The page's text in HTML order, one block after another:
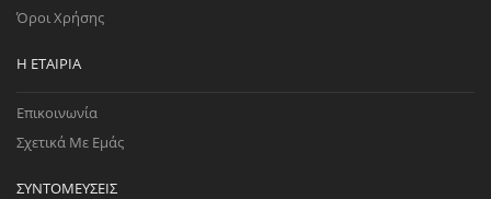
Όροι Χρήσης
Η ΕΤΑΙΡΊΑ
Επικοινωνία
Σχετικά Με Εμάς
ΣΥΝΤΟΜΕΎΣΕΙΣ